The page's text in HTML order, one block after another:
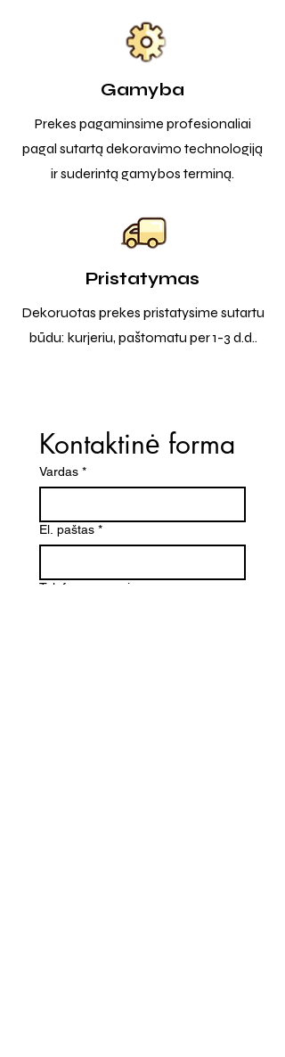
Gamyba
Prekes pagaminsime profesionaliai
pagal sutartą dekoravimo technologiją
ir suderintą gamybos terminą.
Pristatymas
Dekoruotas prekes pristatysime sutartu
būdu: kurjeriu, paštomatu per 1-3 d.d..
Kontaktinė forma
Vardas *
El. paštas *
Telefono numeris